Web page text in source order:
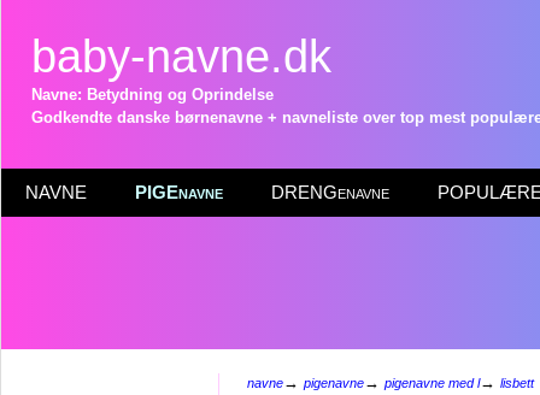
baby-navne.dk
Navne: Betydning og Oprindelse
Godkendte danske børnenavne + navneliste over top mest
NAVNE PIGEnavne DRENGenavne POPULÆRE
navne→ pigenavne→ pigenavne med l→ lisbett